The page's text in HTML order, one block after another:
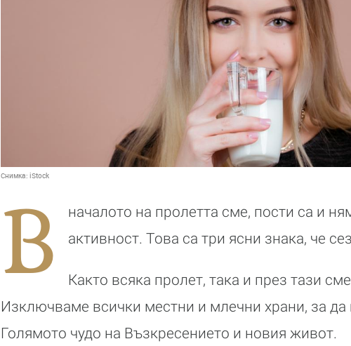
Снимка: iStock
В
началото на пролетта сме, пости са и
активност. Това са три ясни знака, че
Както всяка пролет, така и през тази
Изключваме всички местни и млечни храни, за да
Голямото чудо на Възкресението и новия живот.